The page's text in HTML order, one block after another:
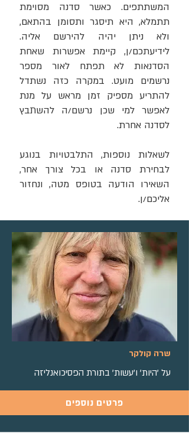
המשתתפים. כאשר סדנה מסוימת
תתמלא, היא תיסגר ותסומן בהתאם,
ולא ניתן יהיה להירשם אליה.
לידיעתכם/ן, קיימת אפשרות שאחת
הסדנאות לא תפתח לאור מספר
נרשמים מועט. במקרה כזה נשתדל
להתריע מספיק זמן מראש על מנת
לאפשר למי שכן נרשם/ה להשתבץ
לסדנה אחרת.
לשאלות נוספות, התלבטויות בנוגע
לבחירת סדנה או בכל צורך אחר,
השאירו הודעה בטופס מטה, ונחזור
אליכם/ן.​​
שרה קולקר
על 'היות' ו'עשות' בתורת הפסיכואנליזה
פרטים נוספים